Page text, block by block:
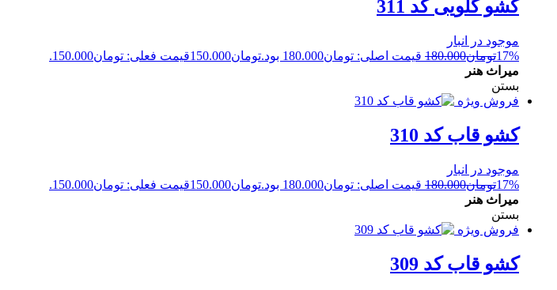
کشو گلویی کد 311
موجود در انبار
17%تومان180.000 قیمت اصلی: تومان180.000 بود. تومان150.000قیمت فعلی: تومان150.000.
میراث هنر
بستن
فروش ویژه
کشو قاب کد 310
موجود در انبار
17%تومان180.000 قیمت اصلی: تومان180.000 بود. تومان150.000قیمت فعلی: تومان150.000.
میراث هنر
بستن
فروش ویژه
کشو قاب کد 309